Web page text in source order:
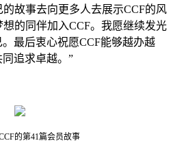
故事去向更多人去展示CCF的风
的同伴加入CCF。我愿继续发光
最后衷心祝愿CCF能够越办越
追求卓越。 ”
的第41篇会员故事